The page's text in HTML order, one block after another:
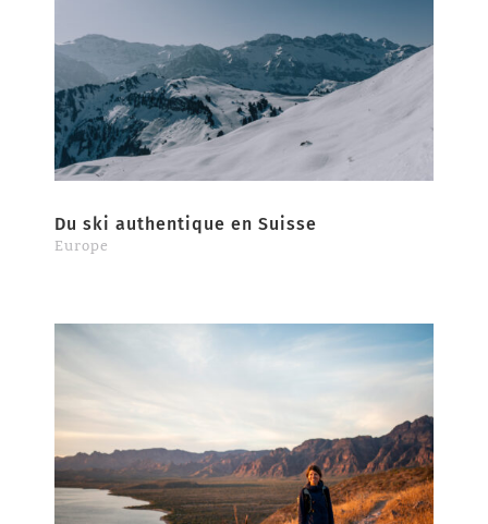
Du ski authentique en Suisse
Europe